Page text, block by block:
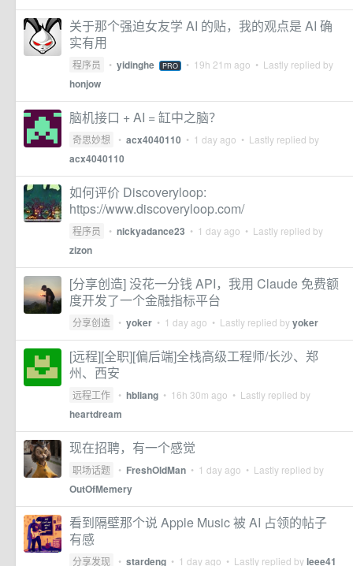
关于那个强迫女友学 AI 的贴，我的观点是 AI 确
实有用
程序员 • yidinghe PRO • 19h 21m ago • Lastly replied by
honjow
脑机接口 + AI = 缸中之脑？
奇思妙想 • acx4040110 • 1 day ago • Lastly replied by
acx4040110
如何评价 Discoveryloop:
https://www.discoveryloop.com/
程序员 • nickyadance23 • 1 day ago • Lastly replied by
zizon
[分享创造] 没花一分钱 API，我用 Claude 免费额
度开发了一个金融指标平台
分享创造 • yoker • 1 day ago • Lastly replied byyoker
[远程][全职][偏后端]全栈高级工程师/长沙、郑
州、西安
远程工作 • hbliang • 16h 30m ago • Lastly replied by
heartdream
现在招聘，有一个感觉
职场话题 • FreshOldMan • 1 day ago • Lastly replied by
OutOfMemery
看到隔壁那个说 Apple Music 被 AI 占领的帖子
有感
分享发现 • stardeng • 1 day ago • Lastly replied byleee41